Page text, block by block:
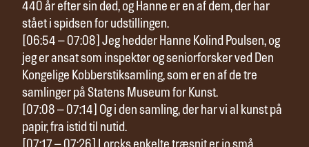
440 år efter sin død, og Hanne er en af dem, der har
stået i spidsen for udstillingen.
[06:54 – 07:08] Jeg hedder Hanne Kolind Poulsen, og
jeg er ansat som inspektør og seniorforsker ved Den
Kongelige Kobberstiksamling, som er en af de tre
samlinger på Statens Museum for Kunst.
[07:08 – 07:14] Og i den samling, der har vi al kunst på
papir, fra istid til nutid.